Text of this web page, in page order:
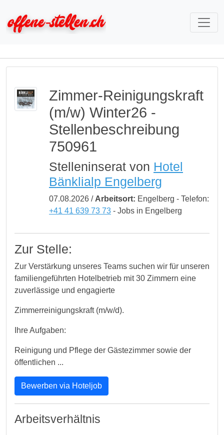
Zimmer-Reinigungskraft
(m/w) Winter26 -
Stellenbeschreibung
750961
Stelleninserat von Hotel
Bänklialp Engelberg
07.08.2026 / Arbeitsort: Engelberg - Telefon:
+41 41 639 73 73- Jobs in Engelberg
Zur Stelle:
Zur Verstärkung unseres Teams suchen wir für unseren
familiengeführten Hotelbetrieb mit 30 Zimmern eine
zuverlässige und engagierte
Zimmerreinigungskraft (m/w/d).
Ihre Aufgaben:
Reinigung und Pflege der Gästezimmer sowie der
öffentlichen ...
Bewerben via Hoteljob
Arbeitsverhältnis